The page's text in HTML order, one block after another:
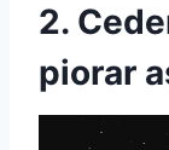
2.
piorar